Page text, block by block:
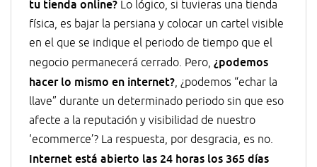
tu tienda online? Lo lógico, si tuvieras una tienda
física, es bajar la persiana y colocar un cartel visible
en el que se indique el periodo de tiempo que el
negocio permanecerá cerrado. Pero, ¿podemos
hacer lo mismo en internet?, ¿podemos “echar la
llave” durante un determinado periodo sin que eso
afecte a la reputación y visibilidad de nuestro
‘ecommerce’? La respuesta, por desgracia, es no.
Internet está abierto las 24 horas los 365 días